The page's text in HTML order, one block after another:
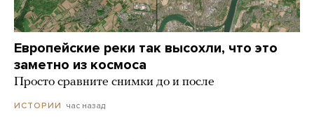
Европейские реки так высохли, что это
заметно из космоса
Просто сравните снимки до и после
ИСТОРИИ час назад